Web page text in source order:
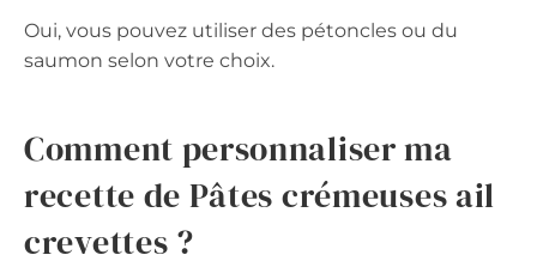
Oui, vous pouvez utiliser des pétoncles ou du
saumon selon votre choix.
Comment personnaliser ma
recette de Pâtes crémeuses ail
crevettes ?